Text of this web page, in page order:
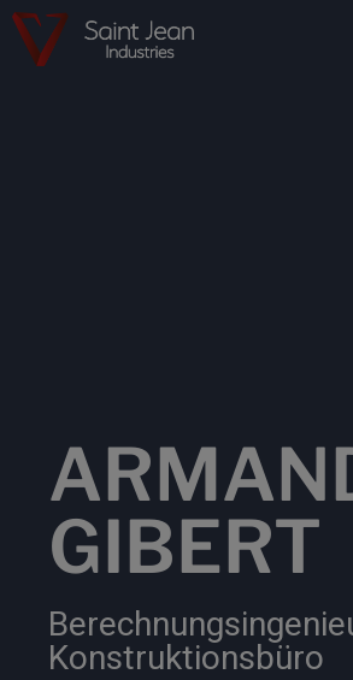
GIBERT
Konstruktionsbüro